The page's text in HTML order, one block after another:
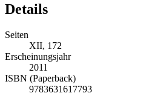
Details
Seiten
XII, 172
Erscheinungsjahr
2011
ISBN (Paperback)
9783631617793